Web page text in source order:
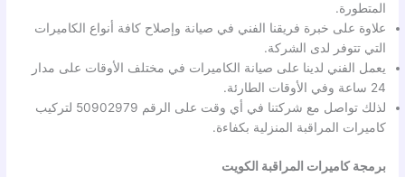
المتطورة.
علاوة على خبرة فريقنا الفني في صيانة وإصلاح كافة أنواع الكاميرات
التي تتوفر لدى الشركة.
يعمل الفني لدينا على صيانة الكاميرات في مختلف الأوقات على مدار
24 ساعة وفي الأوقات الطارئة.
لذلك تواصل مع شركتنا في أي وقت على الرقم 50902979 لتركيب
كاميرات المراقبة المنزلية بكفاءة.
برمجة كاميرات المراقبة الكويت